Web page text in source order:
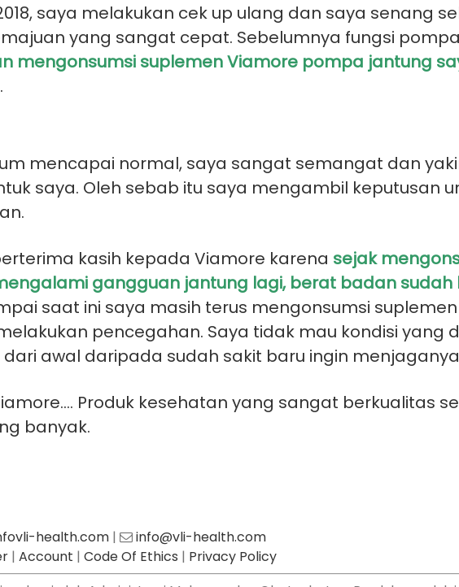
saya melakukan cek up ulang dan saya senang
yang sangat cepat. Sebelumnya fungsi pompa
mengonsumsi suplemen Viamore pompa jantung
mencapai normal, saya sangat semangat dan
saya. Oleh sebab itu saya mengambil keputusan
kasih kepada Viamore karena sejak
gangguan jantung lagi, berat badan
saat ini saya masih terus mengonsumsi
pencegahan. Saya tidak mau kondisi yang
awal daripada sudah sakit baru ingin
Produk kesehatan yang sangat berkualitas
banyak.
health.com |
info@vli-health.com
| Account | Code Of Ethics | Privacy Policy